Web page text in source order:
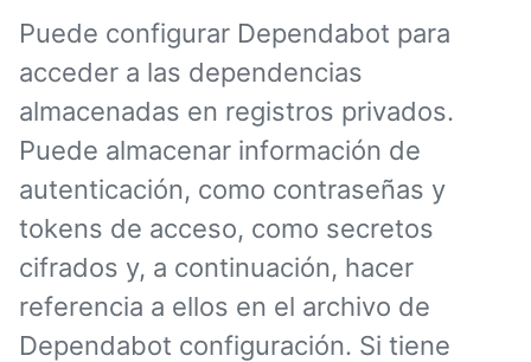
Puede configurar Dependabot para
acceder a las dependencias
almacenadas en registros privados.
Puede almacenar información de
autenticación, como contraseñas y
tokens de acceso, como secretos
cifrados y, a continuación, hacer
referencia a ellos en el archivo de
Dependabot configuración. Si tiene